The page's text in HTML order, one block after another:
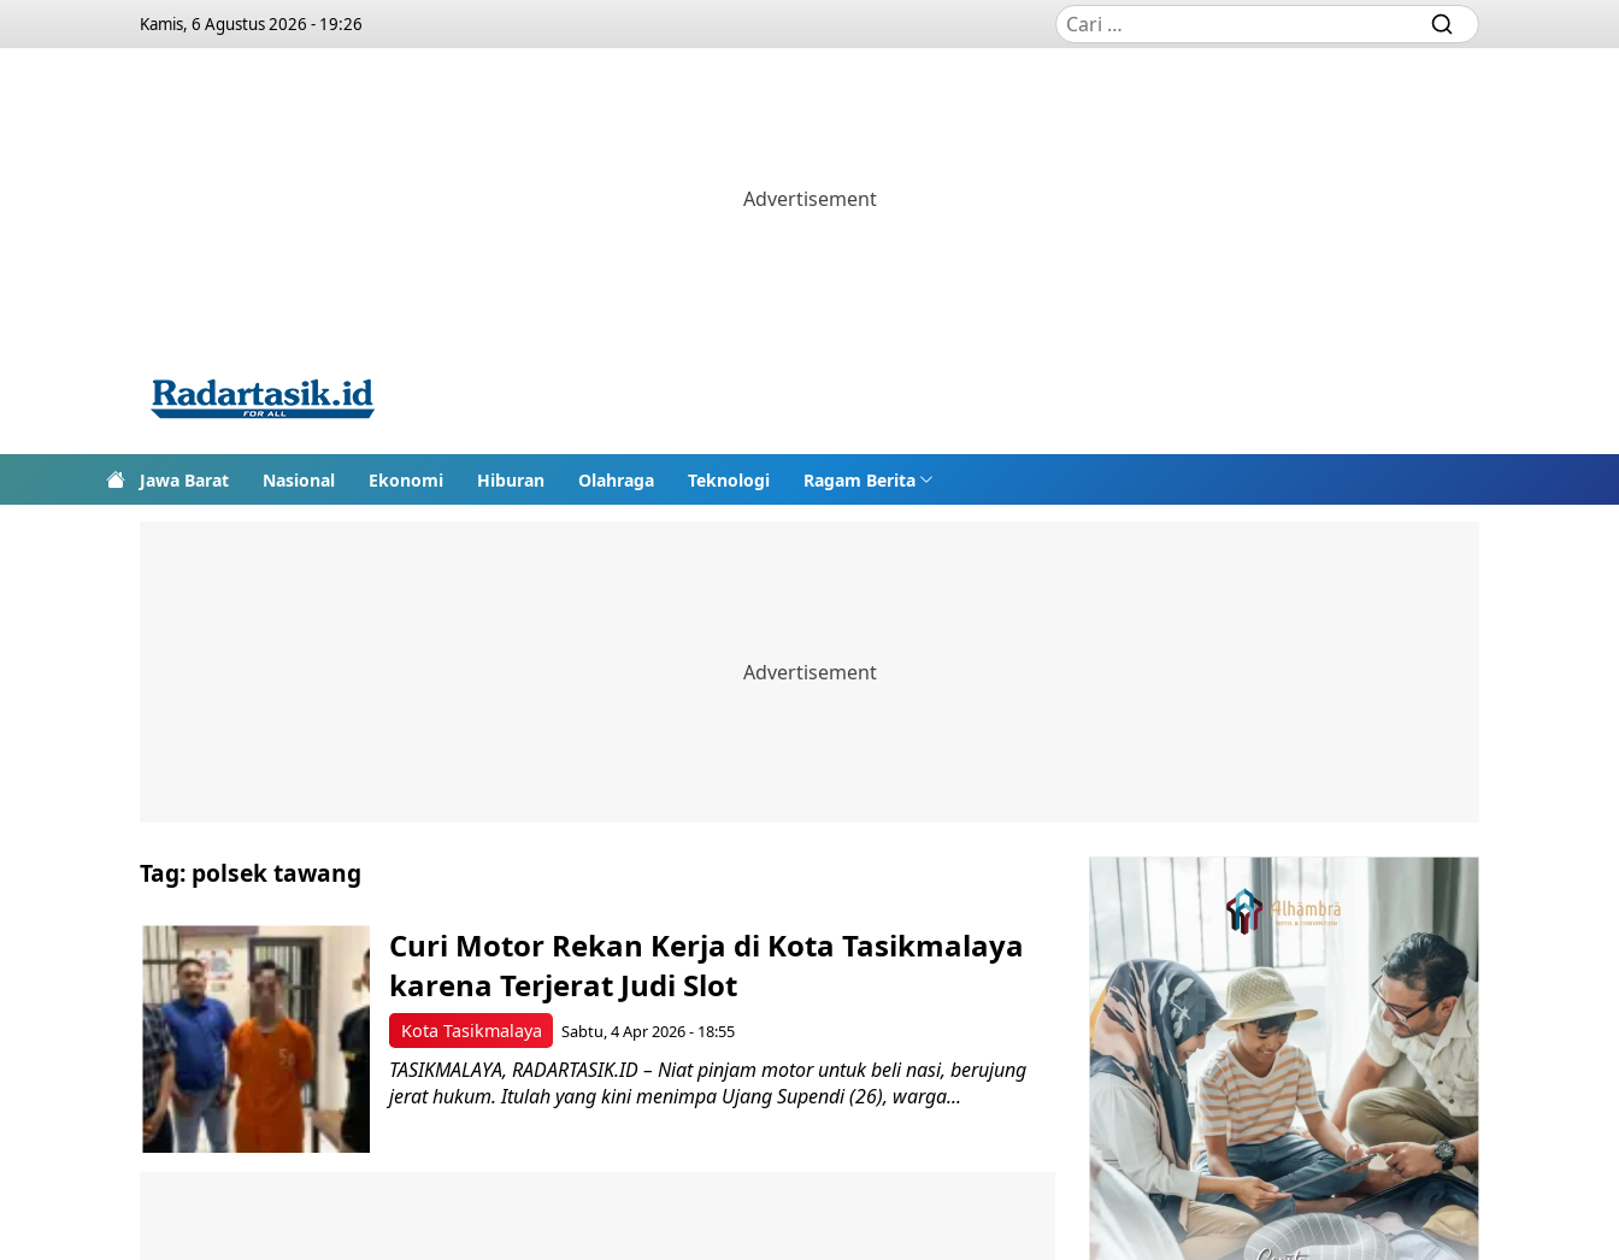
Kamis, 6 Agustus 2026 - 19:26
Jawa Barat Nasional Ekonomi Hiburan Olahraga Teknologi Ragam Berita
Tag: polsek tawang
Kota Tasikmalaya
Curi Motor Rekan Kerja di Kota Tasikmalaya
karena Terjerat Judi Slot
Sabtu, 4 Apr 2026 - 18:55
TASIKMALAYA, RADARTASIK.ID – Niat pinjam motor untuk beli nasi, berujung
jerat hukum. Itulah yang kini menimpa Ujang Supendi (26), warga...